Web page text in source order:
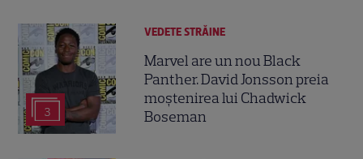
3
VEDETE STRĂINE
Marvel are un nou Black
Panther. David Jonsson preia
moștenirea lui Chadwick
Boseman